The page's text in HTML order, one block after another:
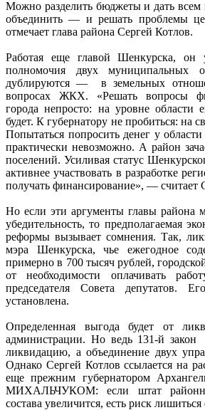
Можно разделить бюджеты и дать всем
объединить — и решать проблемы
отмечает глава района Сергей Котлов.
Работая еще главой Шенкурска, он
полномочия двух муниципальных
дублируются — в земельных
вопросах ЖКХ. «Решать вопросы
города непросто: на уровне области
будет. К губернатору не пробиться: на
Попытаться попросить денег у
практически невозможно. А район
поселений. Усиливая статус
активнее участвовать в разработке
получать финансирование», — считает
Но если эти аргументы главы района
убедительность, то предполагаемая
реформы вызывает сомнения. Так,
мэра Шенкурска, чье ежегодное
примерно в 700 тысяч рублей,
от необходимости оплачивать
председателя Совета депутатов.
установлена.
Определенная выгода будет от
администрации. Но ведь 131-й закон
ликвидацию, а объединение двух
Однако Сергей Котлов ссылается на
еще прежним губернатором
МИХАЛЬЧУКОМ: если штат
состава увеличится, есть риск